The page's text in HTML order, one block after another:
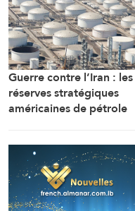
Guerre contre l’Iran : les
réserves stratégiques
américaines de pétrole
niveau depuis 1983